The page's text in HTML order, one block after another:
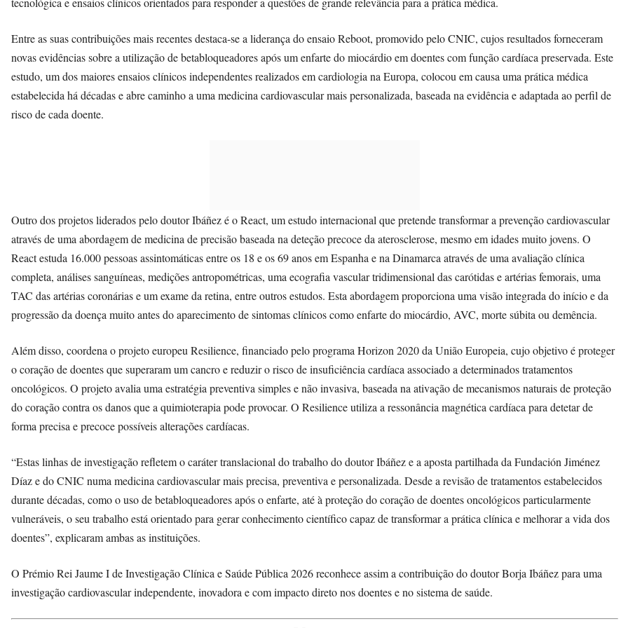
Entre as suas contribuições mais recentes destaca-se a liderança do ensaio Reboot, promovido pelo CNIC, cujos resultados forneceram
novas evidências sobre a utilização de betabloqueadores após um enfarte do miocárdio em doentes com função cardíaca preservada. Este
estudo, um dos maiores ensaios clínicos independentes realizados em cardiologia na Europa, colocou em causa uma prática médica
estabelecida há décadas e abre caminho a uma medicina cardiovascular mais personalizada, baseada na evidência e adaptada ao perfil de
risco de cada doente.
Outro dos projetos liderados pelo doutor Ibáñez é o React, um estudo internacional que pretende transformar a prevenção cardiovascular
através de uma abordagem de medicina de precisão baseada na deteção precoce da aterosclerose, mesmo em idades muito jovens. O
React estuda 16.000 pessoas assintomáticas entre os 18 e os 69 anos em Espanha e na Dinamarca através de uma avaliação clínica
completa, análises sanguíneas, medições antropométricas, uma ecografia vascular tridimensional das carótidas e artérias femorais, uma
TAC das artérias coronárias e um exame da retina, entre outros estudos. Esta abordagem proporciona uma visão integrada do início e da
progressão da doença muito antes do aparecimento de sintomas clínicos como enfarte do miocárdio, AVC, morte súbita ou demência.
Além disso, coordena o projeto europeu Resilience, financiado pelo programa Horizon 2020 da União Europeia, cujo objetivo é proteger
o coração de doentes que superaram um cancro e reduzir o risco de insuficiência cardíaca associado a determinados tratamentos
oncológicos. O projeto avalia uma estratégia preventiva simples e não invasiva, baseada na ativação de mecanismos naturais de proteção
do coração contra os danos que a quimioterapia pode provocar. O Resilience utiliza a ressonância magnética cardíaca para detetar de
forma precisa e precoce possíveis alterações cardíacas.
“Estas linhas de investigação refletem o caráter translacional do trabalho do doutor Ibáñez e a aposta partilhada da Fundación Jiménez
Díaz e do CNIC numa medicina cardiovascular mais precisa, preventiva e personalizada. Desde a revisão de tratamentos estabelecidos
durante décadas, como o uso de betabloqueadores após o enfarte, até à proteção do coração de doentes oncológicos particularmente
vulneráveis, o seu trabalho está orientado para gerar conhecimento científico capaz de transformar a prática clínica e melhorar a vida dos
doentes”, explicaram ambas as instituições.
O Prémio Rei Jaume I de Investigação Clínica e Saúde Pública 2026 reconhece assim a contribuição do doutor Borja Ibáñez para uma
investigação cardiovascular independente, inovadora e com impacto direto nos doentes e no sistema de saúde.